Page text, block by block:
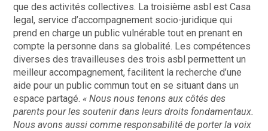
que des activités collectives. La troisième asbl est Casa
legal, service d’accompagnement socio-juridique qui
prend en charge un public vulnérable tout en prenant en
compte la personne dans sa globalité. Les compétences
diverses des travailleuses des trois asbl permettent un
meilleur accompagnement, facilitent la recherche d’une
aide pour un public commun tout en se situant dans un
espace partagé. « Nous nous tenons aux côtés des
parents pour les soutenir dans leurs droits fondamentaux.
Nous avons aussi comme responsabilité de porter la voix